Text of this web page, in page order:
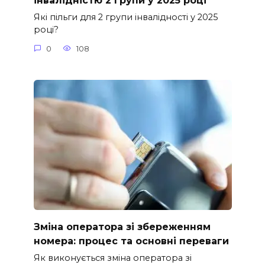
Які пільги для 2 групи інвалідності у 2025
році?
0 108
Зміна оператора зі збереженням
номера: процес та основні переваги
Як виконується зміна оператора зі